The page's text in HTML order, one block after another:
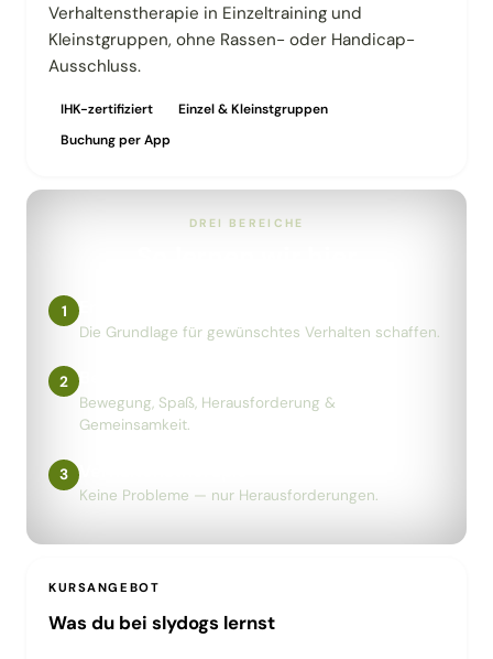
Verhaltenstherapie in Einzeltraining und
Kleinstgruppen, ohne Rassen- oder Handicap-
Ausschluss.
IHK-zertifiziert
Einzel & Kleinstgruppen
Buchung per App
DREI BEREICHE
1
Die Grundlage für gewünschtes Verhalten schaffen.
2
Bewegung, Spaß, Herausforderung &
Gemeinsamkeit.
3
Keine Probleme — nur Herausforderungen.
KURSANGEBOT
Was du bei slydogs lernst